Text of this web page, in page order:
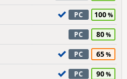
PC 100
PC 80
PC 65
PC 90